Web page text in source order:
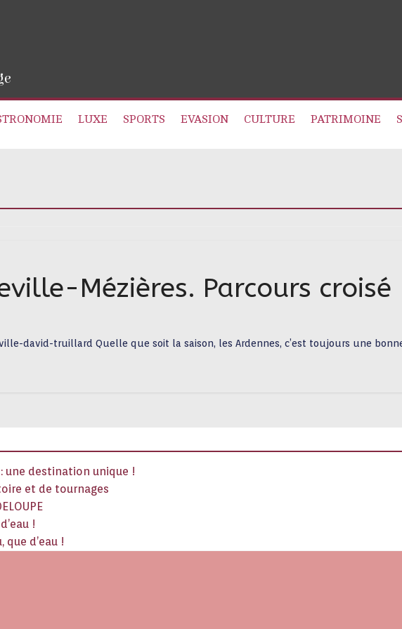
LUXE SPORTS EVASION CULTURE PATRIMOINE
Mézières. Parcours croisé
david-truillard Quelle que soit la saison, les Ardennes, c’est toujours une bonne
une destination unique !
et de tournages
!
que d’eau !